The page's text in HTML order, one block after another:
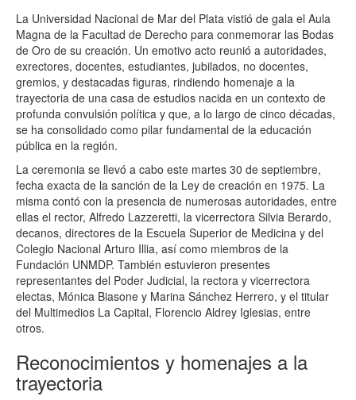
La Universidad Nacional de Mar del Plata vistió de gala el Aula
Magna de la Facultad de Derecho para conmemorar las Bodas
de Oro de su creación. Un emotivo acto reunió a autoridades,
exrectores, docentes, estudiantes, jubilados, no docentes,
gremios, y destacadas figuras, rindiendo homenaje a la
trayectoria de una casa de estudios nacida en un contexto de
profunda convulsión política y que, a lo largo de cinco décadas,
se ha consolidado como pilar fundamental de la educación
pública en la región.
La ceremonia se llevó a cabo este martes 30 de septiembre,
fecha exacta de la sanción de la Ley de creación en 1975. La
misma contó con la presencia de numerosas autoridades, entre
ellas el rector, Alfredo Lazzeretti, la vicerrectora Silvia Berardo,
decanos, directores de la Escuela Superior de Medicina y del
Colegio Nacional Arturo Illia, así como miembros de la
Fundación UNMDP. También estuvieron presentes
representantes del Poder Judicial, la rectora y vicerrectora
electas, Mónica Biasone y Marina Sánchez Herrero, y el titular
del Multimedios La Capital, Florencio Aldrey Iglesias, entre
otros.
Reconocimientos y homenajes a la
trayectoria